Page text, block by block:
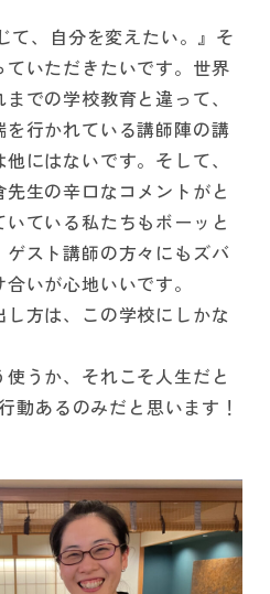
て、自分を変えたい。』そ
ていただきたいです。世界
での学校教育と違って、
を行かれている講師陣の講
にはないです。そして、
生の辛口なコメントがと
ている私たちもボーッと
ゲスト講師の方々にもズバ
いが心地いいです。
方は、この学校にしかな
うか、それこそ人生だと
あるのみだと思います！